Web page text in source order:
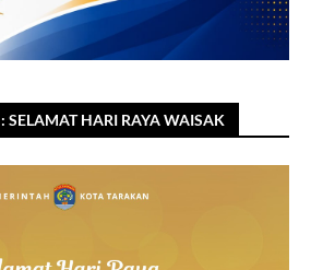
SELAMAT HARI RAYA WAISAK